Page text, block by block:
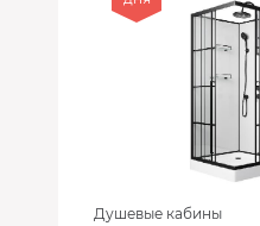
Душевые кабины